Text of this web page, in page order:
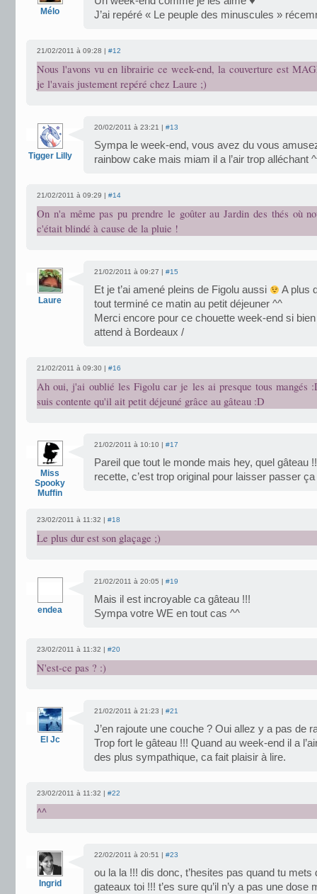
Mélo
J’ai repéré « Le peuple des minuscules »
21/02/2011 à 09:28 | #12
Nous l'avons vu en librairie ce week-end, la couverture est
je l'avais justement repéré chez Laure ;)
Tigger Lilly
20/02/2011 à 23:21 | #13
Sympa le week-end, vous avez du vous
rainbow cake mais miam il a l’air trop alléchant
21/02/2011 à 09:29 | #14
On n'a même pas pu prendre le goûter au Jardin des thés où
c'était blindé à cause de la pluie !
Laure
21/02/2011 à 09:27 | #15
Et je t’ai amené pleins de Figolu aussi
A plus
tout terminé ce matin au petit déjeuner ^^
Merci encore pour ce chouette week-end si
attend à Bordeaux /
21/02/2011 à 09:30 | #16
Ah oui, j'ai oublié les Figolu car je les ai presque tous mangés
suis contente qu'il ait petit déjeuné grâce au gâteau :D
Miss
Spooky
Muffin
21/02/2011 à 10:10 | #17
Pareil que tout le monde mais hey, quel gâteau
recette, c’est trop original pour laisser passer
23/02/2011 à 11:32 | #18
Le plus dur est son glaçage ;)
endea
21/02/2011 à 20:05 | #19
Mais il est incroyable ca gâteau !!!
Sympa votre WE en tout cas ^^
23/02/2011 à 11:32 | #20
N'est-ce pas ? :)
El Jc
21/02/2011 à 21:23 | #21
J’en rajoute une couche ? Oui allez y a pas de
Trop fort le gâteau !!! Quand au week-end il a
des plus sympathique, ca fait plaisir à lire.
23/02/2011 à 11:32 | #22
^^
Ingrid
22/02/2011 à 20:51 | #23
ou la la !!! dis donc, t’hesites pas quand tu
gateaux toi !!! t’es sure qu’il n’y a pas une